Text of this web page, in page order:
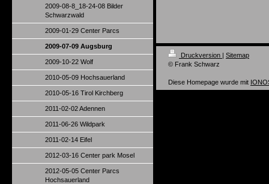
2009-08-8_18-24-08 Bilder
Schwarzwald
2009-01-29 Center Parcs
2009-07-09 Augsburg
2009-10-22 Wolf
2010-05-09 Hochsauerland
2010-05-16 Tirol Kirchberg
2011-02-02 Adennen
2011-06-26 Wildpark
2011-02-14 Eifel
2012-03-16 Center park Mosel
2012-05-05 Center Parcs
Hochsauerland
Druckversion | Sitemap
© Frank Schwarz
Diese Homepage wurde mit